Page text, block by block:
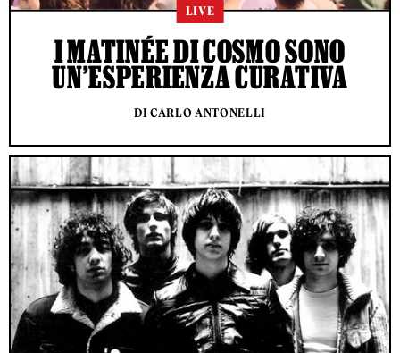
LIVE
I MATINÉE DI COSMO SONO
UN’ESPERIENZA CURATIVA
DI CARLO ANTONELLI